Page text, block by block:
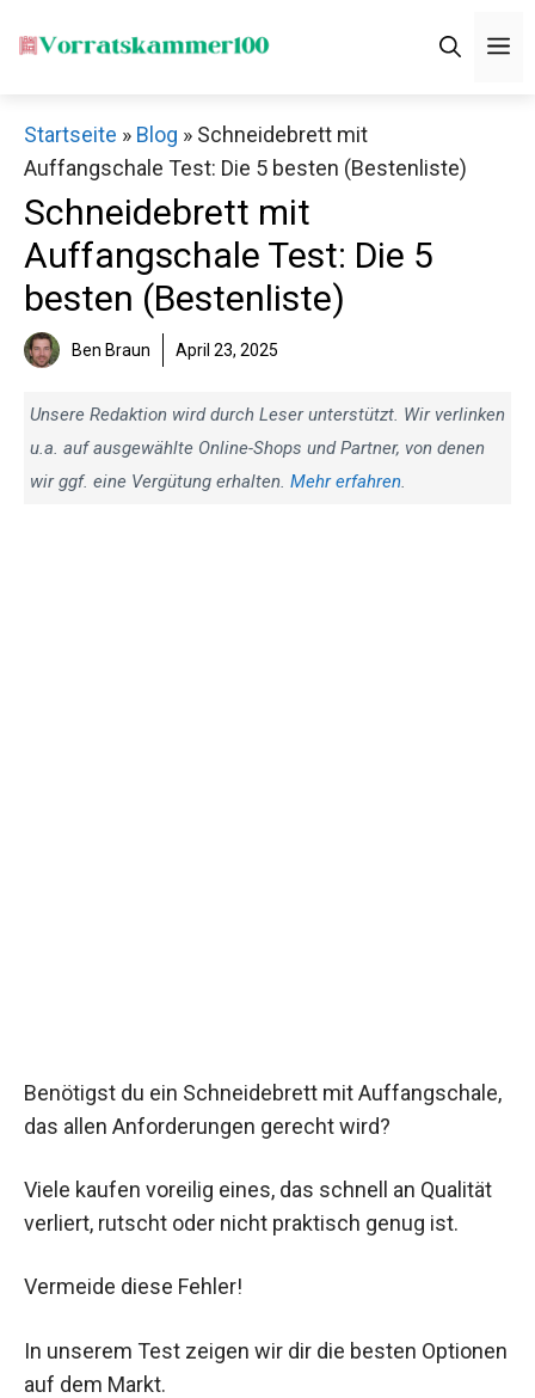
Inhalt
Startseite » Blog » Schneidebrett mit
Auffangschale Test: Die 5 besten (Bestenliste)
Schneidebrett mit
Auffangschale Test: Die 5
besten (Bestenliste)
Ben Braun April 23, 2025
Unsere Redaktion wird durch Leser unterstützt. Wir verlinken
u.a. auf ausgewählte Online-Shops und Partner, von denen
wir ggf. eine Vergütung erhalten. Mehr erfahren.
Benötigst du ein Schneidebrett mit Auffangschale,
das allen Anforderungen gerecht wird?
Viele kaufen voreilig eines, das schnell an Qualität
verliert, rutscht oder nicht praktisch genug ist.
Vermeide diese Fehler!
In unserem Test zeigen wir dir die besten Optionen
auf dem Markt.